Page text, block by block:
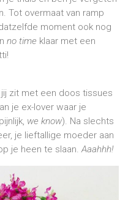
Tot overmaat van ramp
moment ook nog
no time klaar met een
zit met een doos tissues
je ex-lover waar je
we know). Na slechts
je lieftallige moeder aan
je heen te slaan.Aaahhh!